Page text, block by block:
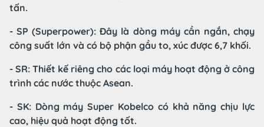
tấn.
- SP (Superpower): Đây là dòng máy cần ngắn, chạy
công suất lớn và có bộ phận gầu to, xúc được 6,7 khối.
- SR: Thiết kế riêng cho các loại máy hoạt động ở công
trình các nước thuộc Asean.
- SK: Dòng máy Super Kobelco có khả năng chịu lực
cao, hiệu quả hoạt động tốt.